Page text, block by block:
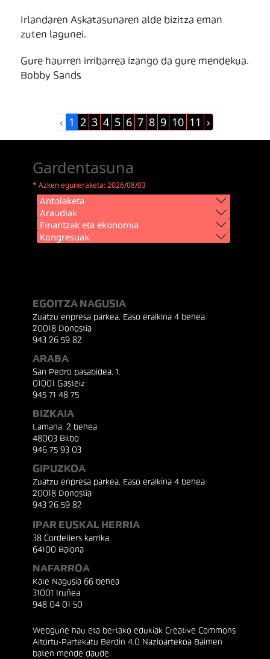
Irlandaren Askatasunaren alde bizitza eman
zuten lagunei.
Gure haurren irribarrea izango da gure mendekua.
Bobby Sands
‹ 1 2 3 4 5 6 7 8 9 10 11 ›
Gardentasuna
* Azken eguneraketa: 2026/08/03
Antolaketa
Araudiak
Finantzak eta ekonomia
Kongresuak
EGOITZA NAGUSIA
Zuatzu enpresa parkea, Easo eraikina 4 behea.
20018 Donostia
943 26 59 82
ARABA
San Pedro pasabidea, 1.
01001 Gasteiz
945 71 48 75
BIZKAIA
Lamana, 2 behea
48003 Bilbo
946 75 93 03
GIPUZKOA
Zuatzu enpresa parkea, Easo eraikina 4 behea.
20018 Donostia
943 26 59 82
IPAR EUSKAL HERRIA
38 Cordeliers karrika.
64100 Baiona
NAFARROA
Kale Nagusia 66 behea
31001 Iruñea
948 04 01 50
Webgune hau eta bertako edukiak Creative Commons
Aitortu-Partekatu Berdin 4.0 Nazioartekoa Baimen
baten mende daude.